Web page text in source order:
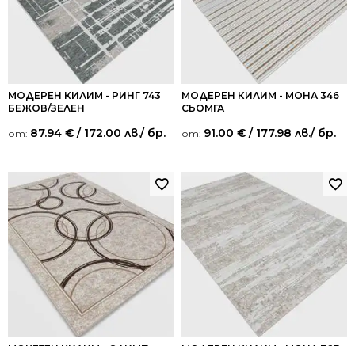
МОДЕРЕН КИЛИМ - РИНГ 743
БЕЖОВ/ЗЕЛЕН
от: 87.94 € / 172.00 лв./ бр.
МОДЕРЕН КИЛИМ - МОНА 346
СЬОМГА
от: 91.00 € / 177.98 лв./ бр.